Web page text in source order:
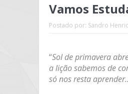
Vamos
Postado por: Sandro
“Sol de primavera
a lição sabemos de
só nos resta